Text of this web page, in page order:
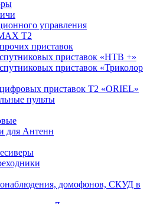
управления
Т2
приставок
приставок «НТВ +»
приставок «Триколор
приставок Т2 «ORIEL»
пульты
для Антенн
домофонов, СКУД в